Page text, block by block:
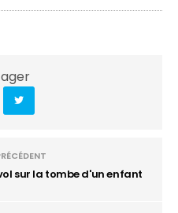
sur la tombe d'un enfant